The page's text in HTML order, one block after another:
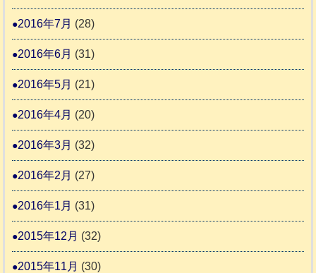
2016年7月 (28)
2016年6月 (31)
2016年5月 (21)
2016年4月 (20)
2016年3月 (32)
2016年2月 (27)
2016年1月 (31)
2015年12月 (32)
2015年11月 (30)